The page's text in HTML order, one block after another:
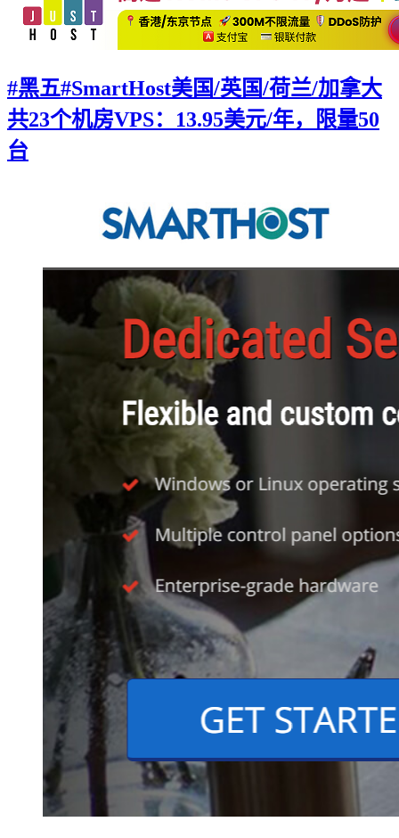
#黑五#SmartHost美国/英国/荷兰/加拿大
共23个机房VPS：13.95美元/年，限量50
台